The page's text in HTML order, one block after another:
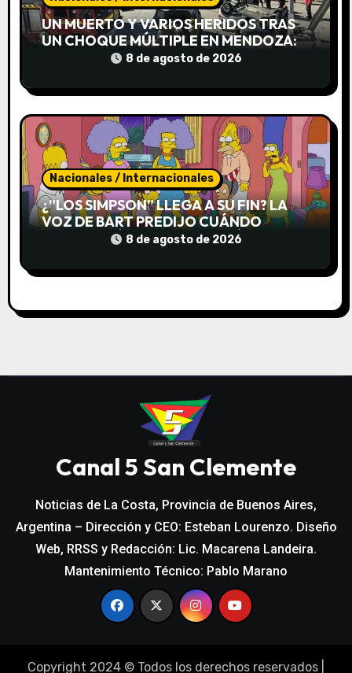
a
s
UN MUERTO Y VARIOS HERIDOS TRAS
UN CHOQUE MÚLTIPLE EN MENDOZA:
DOS AUTOS CAYERON DE UN PUENTE
8 de agosto de 2026
Nacionales / Internacionales
¿”LOS SIMPSON” LLEGA A SU FIN? LA
VOZ DE BART PREDIJO CUÁNDO
TERMINARÁ LA SERIE DESPUÉS DE CASI
8 de agosto de 2026
Canal 5 San Clemente
Noticias de La Costa, Provincia de Buenos Aires,
Argentina – Dirección y CEO: Esteban Lourenzo. Diseño
Web, RRSS y Redacción: Lic. Macarena Landeira.
Mantenimiento Técnico: Pablo Marano
Copyright 2024 © Todos los derechos reservados